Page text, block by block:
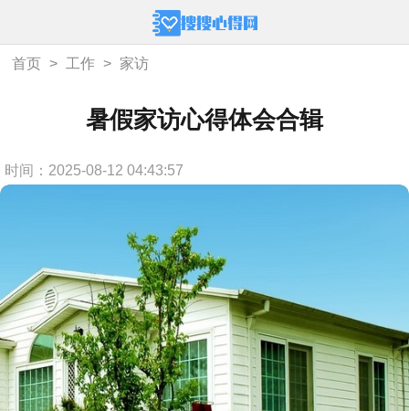
首页 > 工作 > 家访
暑假家访心得体会合辑
时间：2025-08-12 04:43:57